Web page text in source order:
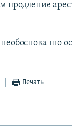
продление
Печать